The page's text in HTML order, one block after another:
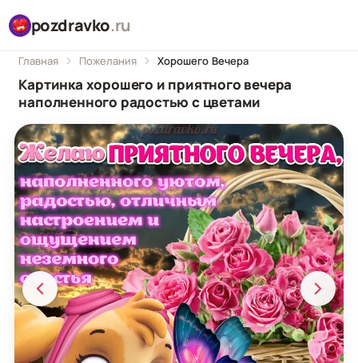
pozdravko.ru
Главная Пожелания Хорошего Вечера
Картинка хорошего и приятного вечера
наполненного радостью с цветами